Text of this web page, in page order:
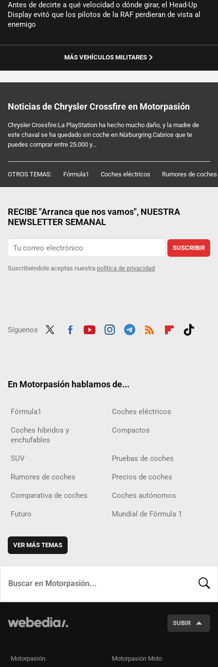
Antes de decirte a qué velocidad o dónde girar, el Head-Up
Display evitó que los pilotos de la RAF perdieran de vista al
enemigo
MÁS VEHÍCULOS MILITARES
Noticias de Chrysler Crossfire en Motorpasión
Chrysler Crossfire:La PlayStation ha hecho mucho daño, y la madre de
este chaval se ha quedado sin coche en Nürburgring.Cabrios que te
puedes comprar entre 25.000 y...
OTROS TEMAS: Fórmula1 Coches eléctricos Rumores de coches
RECIBE "Arranca que nos vamos", NUESTRA
NEWSLETTER SEMANAL
SUSCRIBIR
Suscribiéndote aceptas nuestra política de privacidad
Síguenos
En Motorpasión hablamos de...
Fórmula1 Coches eléctricos
Coches híbridos y
enchufables
Compactos
SUV Pruebas de coches
Rumores de coches Precios de coches
Comparativa de coches Coches autónomos
Futuro Mundial de Fórmula 1
VER MÁS TEMAS
SUBIR
Motorpasión Motorpasión Moto